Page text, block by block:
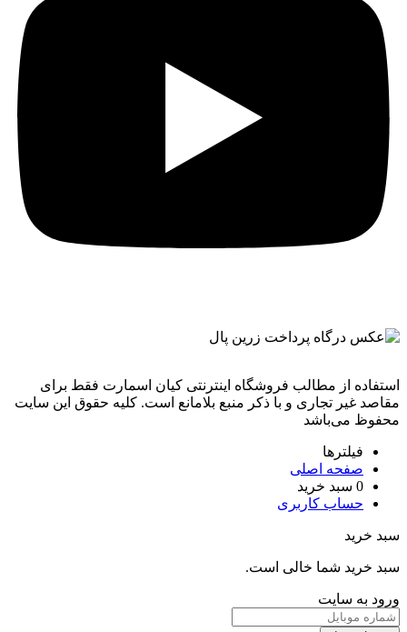
استفاده از مطالب فروشگاه اینترنتی کیان اسمارت فقط برای
مقاصد غیر تجاری و با ذکر منبع بلامانع است. کليه حقوق اين سايت
محفوظ می‌باشد
فیلترها
صفحه اصلی
0 سبد خرید
حساب کاربری
سبد خرید
سبد خرید شما خالی است.
ورود به سایت